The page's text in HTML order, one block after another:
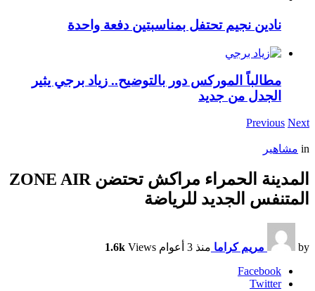
نادين نجيم تحتفل بمناسبتين دفعة واحدة
مطالباً الموركس دور بالتوضيح.. زياد برجي يثير
الجدل من جديد
Previous Next
in مشاهير
المدينة الحمراء مراكش تحتضن ZONE AIR
المتنفس الجديد للرياضة
by مريم كراما منذ 3 أعوام 1.6k Views
Facebook
Twitter